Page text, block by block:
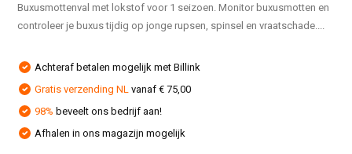
Buxusmottenval met lokstof voor 1 seizoen. Monitor buxusmotten en
controleer je buxus tijdig op jonge rupsen, spinsel en vraatschade....
Achteraf betalen mogelijk met Billink
Gratis verzending NL vanaf € 75,00
98% beveelt ons bedrijf aan!
Afhalen in ons magazijn mogelijk